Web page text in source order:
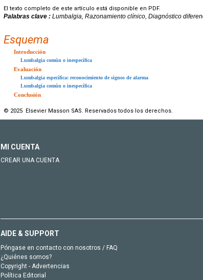
El texto completo de este artículo está disponible en PDF.
Palabras clave : Lumbalgia, Razonamiento clínico, Diagnóstico
Esquema
Introducción
Lumbalgia común o inespecífica
Evaluación
Lumbalgia específica: reconocimiento de signos de alarma
Lumbalgia común o inespecífica
Conclusión
© 2025 Elsevier Masson SAS. Reservados todos los derechos.
MI CUENTA
CREAR UNA CUENTA
AIDE & SUPPORT
Póngase en contacto con nosotros / FAQ
¿Quiénes somos?
Copyright - Advertencias
Política Editorial